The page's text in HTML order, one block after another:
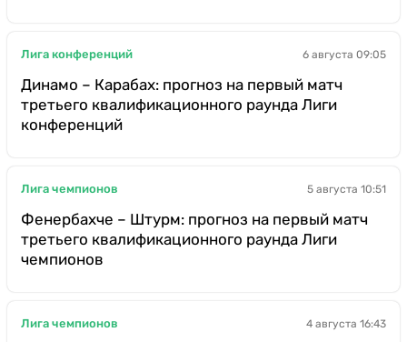
Лига конференций 6 августа 09:05
Динамо – Карабах: прогноз на первый матч
третьего квалификационного раунда Лиги
конференций
Лига чемпионов 5 августа 10:51
Фенербахче – Штурм: прогноз на первый матч
третьего квалификационного раунда Лиги
чемпионов
Лига чемпионов 4 августа 16:43